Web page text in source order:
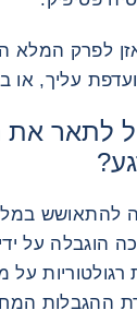
לתאר
להתאושש
הוגבלה על
על